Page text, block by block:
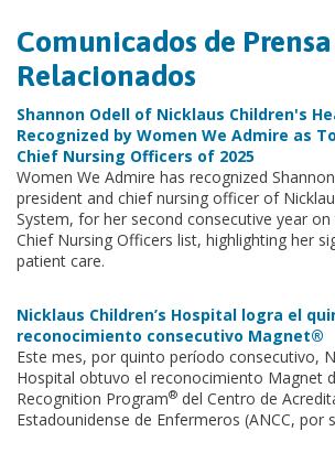
Comunicados de Prensa
Relacionados
Shannon Odell of Nicklaus Children's
Recognized by Women We Admire as
Chief Nursing Officers of 2025
Women We Admire has recognized
president and chief nursing officer of
System, for her second consecutive year
Chief Nursing Officers list, highlighting her
patient care.
Nicklaus Children’s Hospital logra el
reconocimiento consecutivo Magnet®
Este mes, por quinto período consecutivo,
Hospital obtuvo el reconocimiento Magnet
Recognition Program® del Centro de
Estadounidense de Enfermeros (ANCC, por